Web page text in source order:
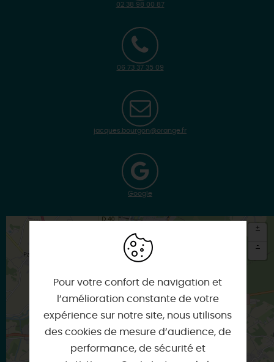
02 38 98 00 87
06 73 37 35 09
jacques.bourgon@orange.fr
Google
Itinéraire vers
MONTARGIS
+
-
Pour votre confort de navigation et
l’amélioration constante de votre
expérience sur notre site, nous utilisons
des cookies de mesure d’audience, de
performance, de sécurité et